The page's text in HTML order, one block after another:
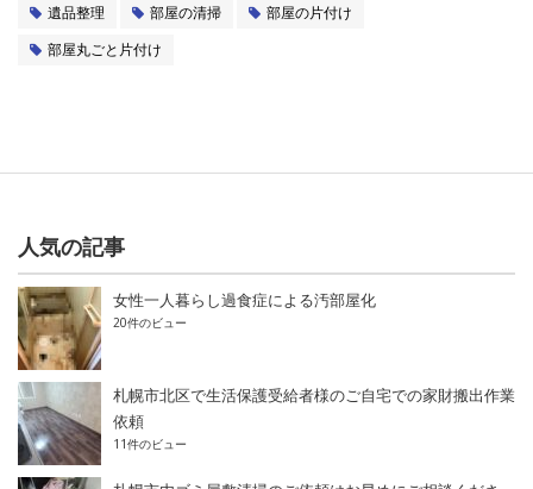
遺品整理
部屋の清掃
部屋の片付け
部屋丸ごと片付け
人気の記事
女性一人暮らし過食症による汚部屋化
20件のビュー
札幌市北区で生活保護受給者様のご自宅での家財搬出作業
依頼
11件のビュー